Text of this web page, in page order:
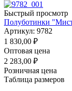
Быстрый просмотр
Полуботинки
Артикул: 9782
1 830,00 ₽
Оптовая цена
2 283,00 ₽
Розничная цена
Таблица размеров